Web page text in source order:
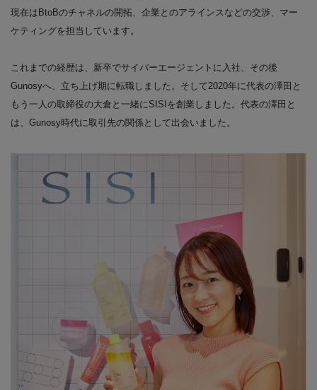
現在はBtoBのチャネルの開拓、企業とのアラインスなどの交渉、マー
ケティングを担当しています。
これまでの経歴は、新卒でサイバーエージェントに入社、その後
Gunosyへ、立ち上げ期に転職しました。そして2020年に代表の澤田と
もう一人の取締役の大倉と一緒にSISIを創業しました。代表の澤田と
は、Gunosy時代に取引先の関係として出会いました。